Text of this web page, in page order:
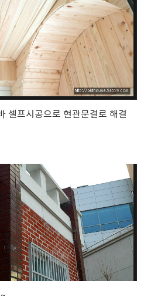
셀프시공으로 현관문결로 해결